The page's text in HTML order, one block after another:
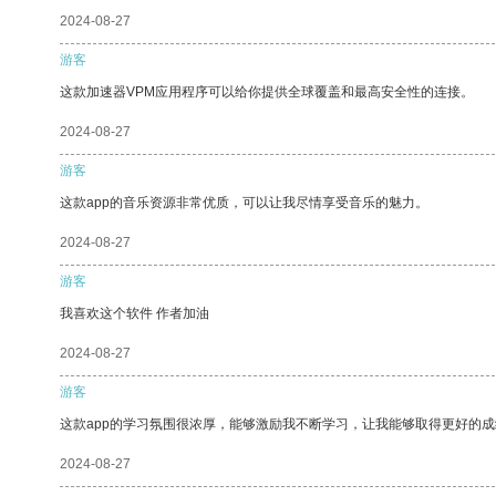
2024-08-27
游客
这款加速器VPM应用程序可以给你提供全球覆盖和最高安全性的连接。
2024-08-27
游客
这款app的音乐资源非常优质，可以让我尽情享受音乐的魅力。
2024-08-27
游客
我喜欢这个软件 作者加油
2024-08-27
游客
这款app的学习氛围很浓厚，能够激励我不断学习，让我能够取得更好的
2024-08-27